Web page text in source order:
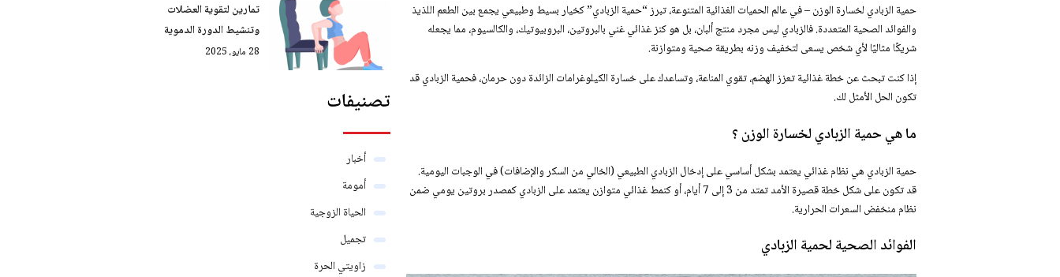
حمية الزبادي لخسارة الوزن – في عالم الحميات الغذائية المتنوعة، تبرز “حمية الزبادي” كخيار بسيط وطبيعي يجمع بين الطعم اللذيذ
والفوائد الصحية المتعددة. فالزبادي ليس مجرد منتج ألبان، بل هو كنز غذائي غني بالبروتين، البروبيوتيك، والكالسيوم، مما يجعله
شريكًا مثاليًا لأي شخص يسعى لتخفيف وزنه بطريقة صحية ومتوازنة.
إذا كنت تبحث عن خطة غذائية تعزز الهضم، تقوي المناعة، وتساعدك على خسارة الكيلوغرامات الزائدة دون حرمان، فحمية الزبادي قد
تكون الحل الأمثل لك.
ما هي حمية الزبادي لخسارة الوزن ؟
حمية الزبادي هي نظام غذائي يعتمد بشكل أساسي على إدخال الزبادي الطبيعي (الخالي من السكر والإضافات) في الوجبات اليومية.
قد تكون على شكل خطة قصيرة الأمد تمتد من 3 إلى 7 أيام، أو كنمط غذائي متوازن يعتمد على الزبادي كمصدر بروتين يومي ضمن
نظام منخفض السعرات الحرارية.
الفوائد الصحية لحمية الزبادي
تمارين لتقوية العضلات
وتنشيط الدورة الدموية
28 مايو، 2025
تصنيفات
أخبار
أمومة
الحياة الزوجية
تجميل
زاويتي الحرة